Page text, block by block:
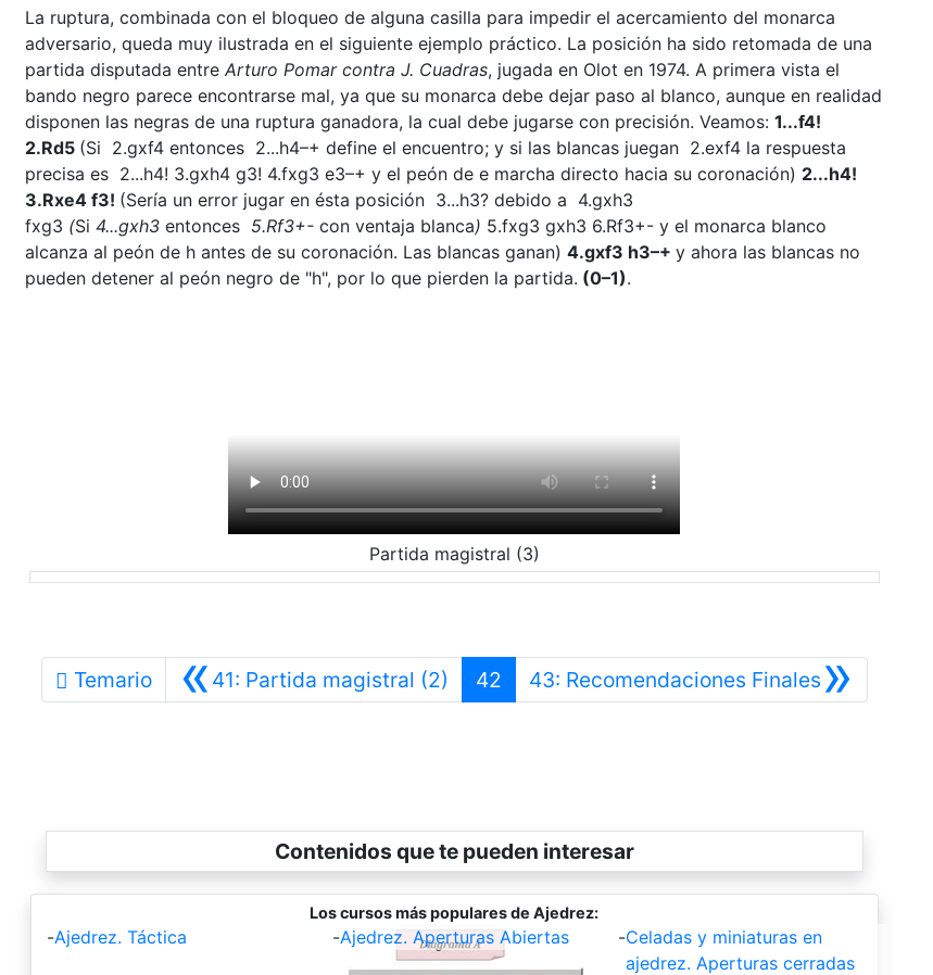
La ruptura, combinada con el bloqueo de alguna casilla para impedir el acercamiento del monarca
adversario, queda muy ilustrada en el siguiente ejemplo práctico. La posición ha sido retomada de una
partida disputada entre Arturo Pomar contra J. Cuadras, jugada en Olot en 1974. A primera vista el
bando negro parece encontrarse mal, ya que su monarca debe dejar paso al blanco, aunque en realidad
disponen las negras de una ruptura ganadora, la cual debe jugarse con precisión. Veamos: 1...f4!
2.Rd5 (Si 2.gxf4 entonces 2...h4–+ define el encuentro; y si las blancas juegan 2.exf4 la respuesta
precisa es 2...h4! 3.gxh4 g3! 4.fxg3 e3–+ y el peón de e marcha directo hacia su coronación) 2...h4!
3.Rxe4 f3! (Sería un error jugar en ésta posición 3...h3? debido a 4.gxh3
fxg3 (Si 4...gxh3 entonces 5.Rf3+- con ventaja blanca) 5.fxg3 gxh3 6.Rf3+- y el monarca blanco
alcanza al peón de h antes de su coronación. Las blancas ganan) 4.gxf3 h3–+ y ahora las blancas no
pueden detener al peón negro de "h", por lo que pierden la partida. (0–1).
Partida magistral (3)
Temario «41: Partida magistral (2) Anterior
42 »
43: Recomendaciones FinalesSiguiente
Contenidos que te pueden interesar
Los cursos más populares de Ajedrez:
-Ajedrez. Táctica -Ajedrez. Aperturas Abiertas -Celadas y miniaturas en
ajedrez. Aperturas cerradas